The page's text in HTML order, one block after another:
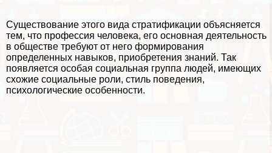
Существование этого вида стратификации объясняется
тем, что профессия человека, его основная деятельность
в обществе ­требуют от него формирования
определенных навыков, приобретения знаний. Так
появляется особая социальная группа людей, имеющих
схожие социальные роли, стиль поведения,
психологические особенности.